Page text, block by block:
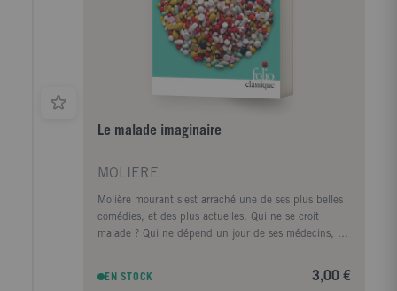
Le malade imaginaire
MOLIERE
Molière mourant s'est arraché une de ses plus belles
comédies, et des plus actuelles. Qui ne se croit
malade ? Qui ne dépend un jour de ses médecins, au
Un auteur visionnaire a ainsi dépeint la France, pays
EN STOCK 3,00 €